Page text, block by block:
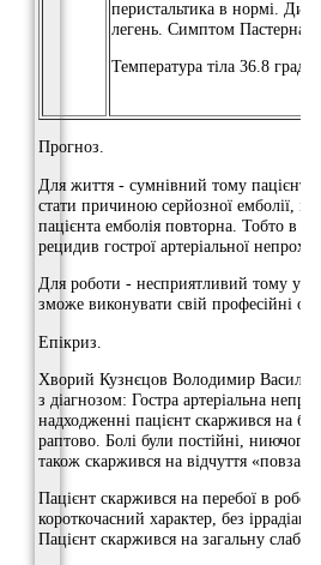
перистальтика в нормі.
легень. Симптом
Температура тіла 36.8
Прогноз.
Для життя - сумнівний тому пацієнт
стати причиною серйозної емболії,
пацієнта емболія повторна. Тобто в
рецидив гострої артеріальної
Для роботи - несприятливий тому у
зможе виконувати свій професійні
Епікриз.
Хворий Кузнєцов Володимир
з діагнозом: Гостра артеріальна
надходженні пацієнт скаржився на
раптово. Болі були постійні, ниючого
також скаржився на відчуття
Пацієнт скаржився на перебої в
короткочасний характер, без
Пацієнт скаржився на загальну